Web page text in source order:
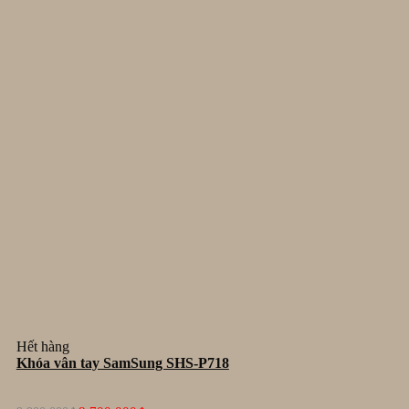
Hết hàng
Khóa vân tay SamSung SHS-P718
Giá Giá